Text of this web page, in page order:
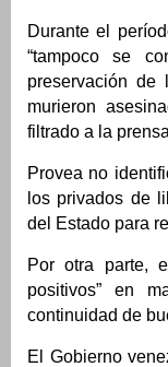
Durante el
“tampoco se
preservación
murieron
filtrado a la
Provea no
los privados de
del Estado para
Por otra parte,
positivos” en
continuidad de
El Gobierno